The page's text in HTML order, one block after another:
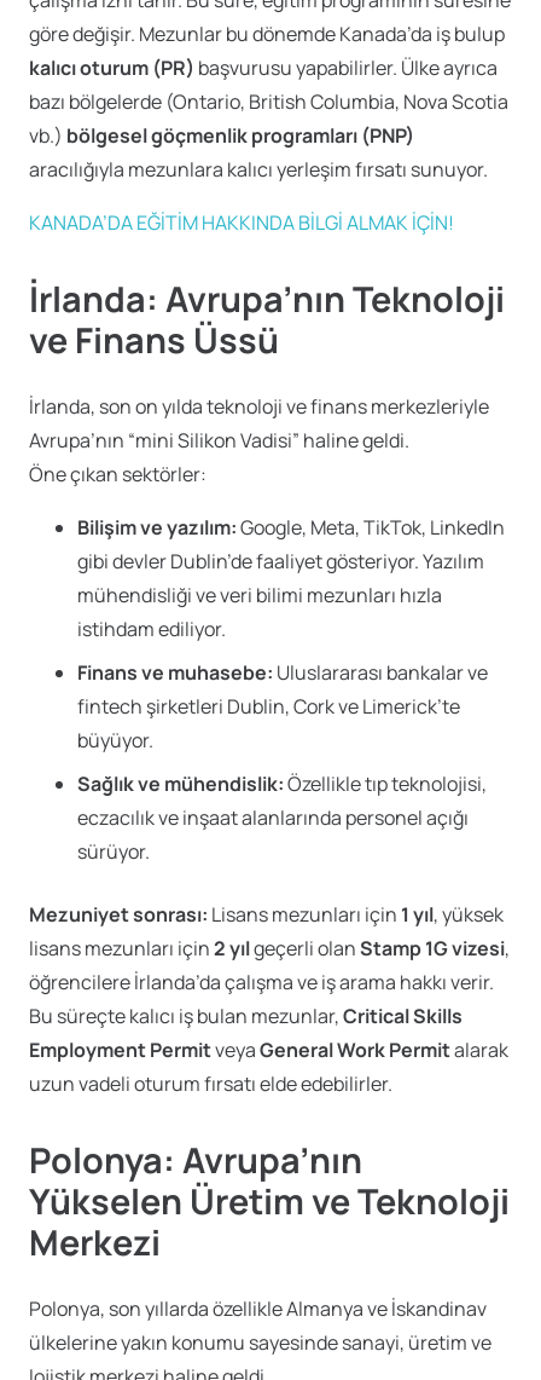
göre değişir. Mezunlar bu dönemde Kanada’da iş bulup
kalıcı oturum (PR) başvurusu yapabilirler. Ülke ayrıca
bazı bölgelerde (Ontario, British Columbia, Nova Scotia
vb.) bölgesel göçmenlik programları (PNP)
aracılığıyla mezunlara kalıcı yerleşim fırsatı sunuyor.
KANADA’DA EĞİTİM HAKKINDA BİLGİ ALMAK İÇİN!
İrlanda: Avrupa’nın Teknoloji
ve Finans Üssü
İrlanda, son on yılda teknoloji ve finans merkezleriyle
Avrupa’nın “mini Silikon Vadisi” haline geldi.
Öne çıkan sektörler:
Bilişim ve yazılım:Google, Meta, TikTok, LinkedIn
gibi devler Dublin’de faaliyet gösteriyor. Yazılım
mühendisliği ve veri bilimi mezunları hızla
istihdam ediliyor.
Finans ve muhasebe: Uluslararası bankalar ve
fintech şirketleri Dublin, Cork ve Limerick’te
büyüyor.
Sağlık ve mühendislik:Özellikle tıp teknolojisi,
eczacılık ve inşaat alanlarında personel açığı
sürüyor.
Mezuniyet sonrası: Lisans mezunları için 1 yıl, yüksek
lisans mezunları için2 yılgeçerli olanStamp 1G vizesi,
öğrencilere İrlanda’da çalışma ve iş arama hakkı verir.
Bu süreçte kalıcı iş bulan mezunlar,Critical Skills
Employment PermitveyaGeneral Work Permitalarak
uzun vadeli oturum fırsatı elde edebilirler.
Polonya: Avrupa’nın
Yükselen Üretim ve Teknoloji
Merkezi
Polonya, son yıllarda özellikle Almanya ve İskandinav
ülkelerine yakın konumu sayesinde sanayi, üretim ve